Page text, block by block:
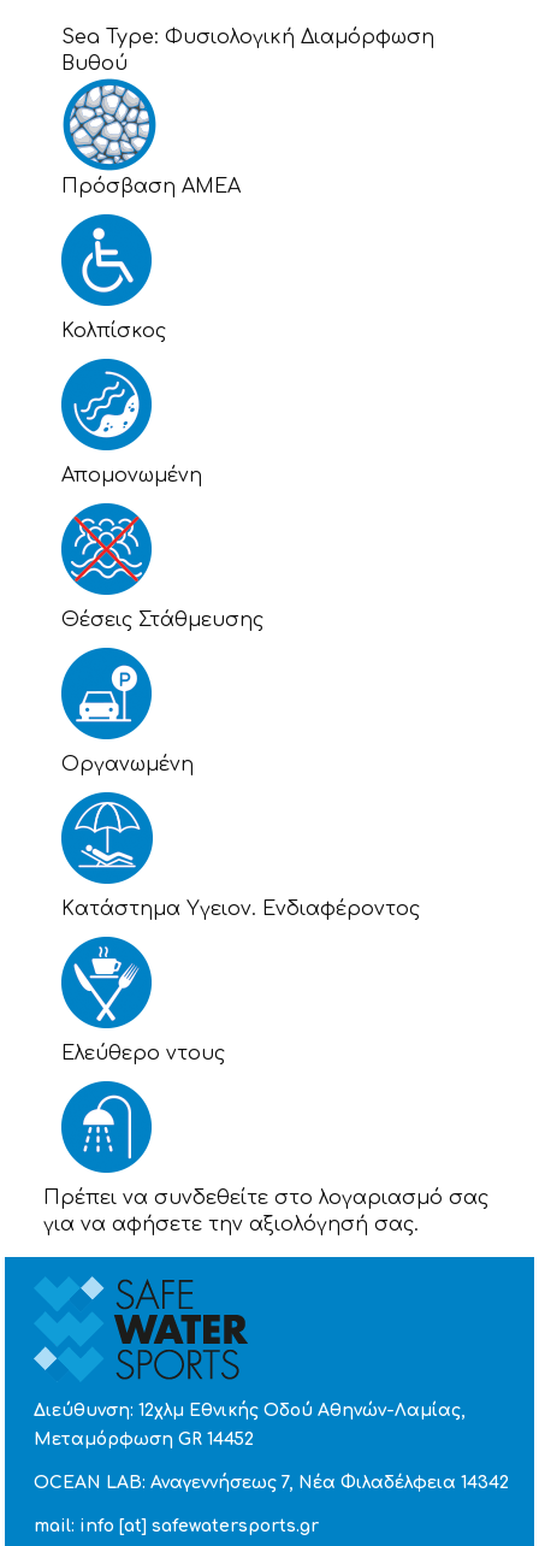
Sea Type:Φυσιολογική Διαμόρφωση
Βυθού
Πρόσβαση ΑΜΕΑ
Κολπίσκος
Απομονωμένη
Θέσεις Στάθμευσης
Οργανωμένη
Kατάστημα Υγειον. Ενδιαφέροντος
Eλεύθερο ντους
Πρέπει να συνδεθείτε στο λογαριασμό σας
για να αφήσετε την αξιολόγησή σας.
Διεύθυνση: 12χλμ Εθνικής Οδού Αθηνών-Λαμίας,
Μεταμόρφωση GR 14452
OCEAN LAB: Αναγεννήσεως 7, Νέα Φιλαδέλφεια 14342
mail: info [at] safewatersports.gr